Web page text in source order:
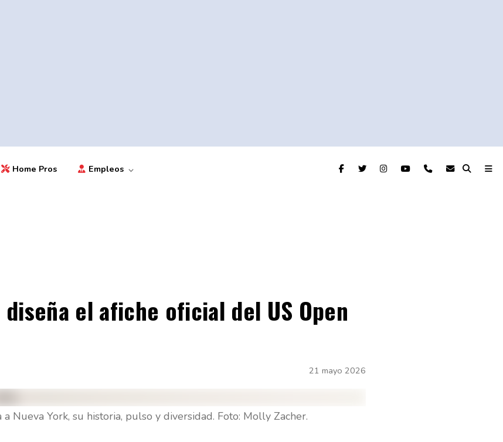
Home Pros Empleos
el afiche oficial del US Open
21 mayo 2026
Nueva York, su historia, pulso y diversidad. Foto: Molly Zacher.